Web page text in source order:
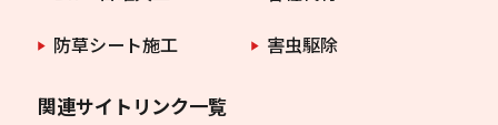
防草シート施工
害虫駆除
関連サイトリンク一覧